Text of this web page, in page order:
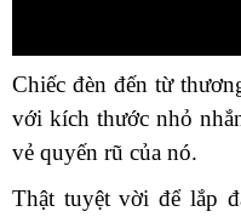
Chiếc đèn đến từ
với kích thước nhỏ
vẻ quyến rũ của nó.
Thật tuyệt vời để lắp